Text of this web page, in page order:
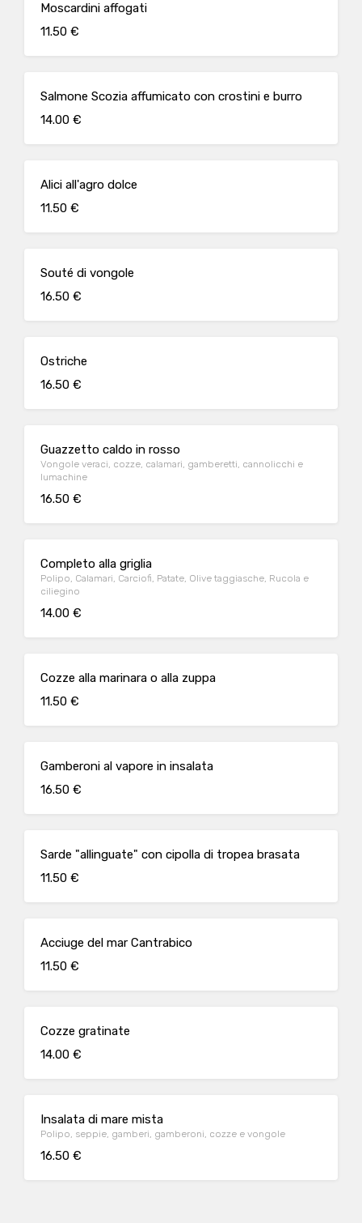
Moscardini affogati
11.50 €
Salmone Scozia affumicato con crostini e burro
14.00 €
Alici all'agro dolce
11.50 €
Souté di vongole
16.50 €
Ostriche
16.50 €
Guazzetto caldo in rosso
Vongole veraci, cozze, calamari, gamberetti, cannolicchi e
lumachine
16.50 €
Completo alla griglia
Polipo, Calamari, Carciofi, Patate, Olive taggiasche, Rucola e
ciliegino
14.00 €
Cozze alla marinara o alla zuppa
11.50 €
Gamberoni al vapore in insalata
16.50 €
Sarde "allinguate" con cipolla di tropea brasata
11.50 €
Acciuge del mar Cantrabico
11.50 €
Cozze gratinate
14.00 €
Insalata di mare mista
Polipo, seppie, gamberi, gamberoni, cozze e vongole
16.50 €